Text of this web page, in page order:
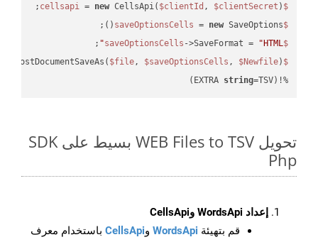
$cellsapi
= new CellsApi( $clientId , $clientSecret );
$saveOptionsCells
= new SaveOptions();
$saveOptionsCells
->SaveFormat = "HTML"
;
$cellsApiResult
$file, $saveOptionsCells , $Newfile
%!(EXTRA
string=TSV)
تحويل WEB Files to TSV بسيط على SDK
Php
إعداد WordsApi وCellsApi
قم بتهيئة WordsApi وCellsApi باستخدام معرف